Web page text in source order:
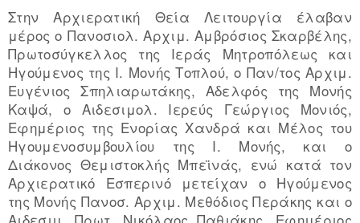
Στην Αρχιερατική Θεία Λειτουργία έλαβαν
μέρος ο Πανοσιολ. Αρχιμ. Αμβρόσιος Σκαρβέλης,
Πρωτοσύγκελλος της Ιεράς Μητροπόλεως και
Ηγούμενος της Ι. Μονής Τοπλού, ο Παν/τος Αρχιμ.
Ευγένιος Σπηλιαρωτάκης, Αδελφός της Μονής
Καψά, ο Αιδεσιμολ. Ιερεύς Γεώργιος Μονιός,
Εφημέριος της Ενορίας Χανδρά και Μέλος του
Ηγουμενοσυμβουλίου της Ι. Μονής, και ο
Διάκονος Θεμιστοκλής Μπεϊνάς, ενώ κατά τον
Αρχιερατικό Εσπερινό μετείχαν ο Ηγούμενος
της Μονής Πανοσ. Αρχιμ. Μεθόδιος Περάκης και ο